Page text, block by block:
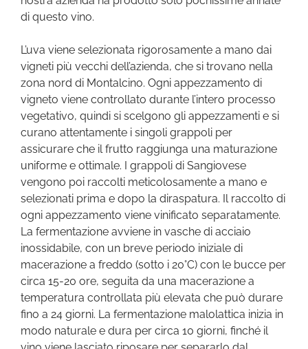
di questo vino.
L’uva viene selezionata rigorosamente a mano dai
vigneti più vecchi dell’azienda, che si trovano nella
zona nord di Montalcino. Ogni appezzamento di
vigneto viene controllato durante l’intero processo
vegetativo, quindi si scelgono gli appezzamenti e si
curano attentamente i singoli grappoli per
assicurare che il frutto raggiunga una maturazione
uniforme e ottimale. I grappoli di Sangiovese
vengono poi raccolti meticolosamente a mano e
selezionati prima e dopo la diraspatura. Il raccolto di
ogni appezzamento viene vinificato separatamente.
La fermentazione avviene in vasche di acciaio
inossidabile, con un breve periodo iniziale di
macerazione a freddo (sotto i 20°C) con le bucce per
circa 15-20 ore, seguita da una macerazione a
temperatura controllata più elevata che può durare
fino a 24 giorni. La fermentazione malolattica inizia in
modo naturale e dura per circa 10 giorni, finché il